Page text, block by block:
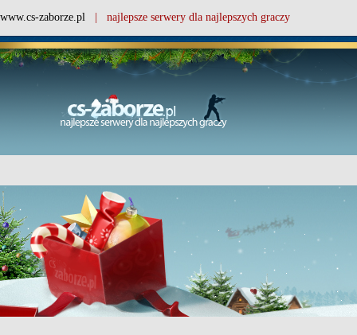
www.cs-zaborze.pl | najlepsze serwery dla najlepszych graczy